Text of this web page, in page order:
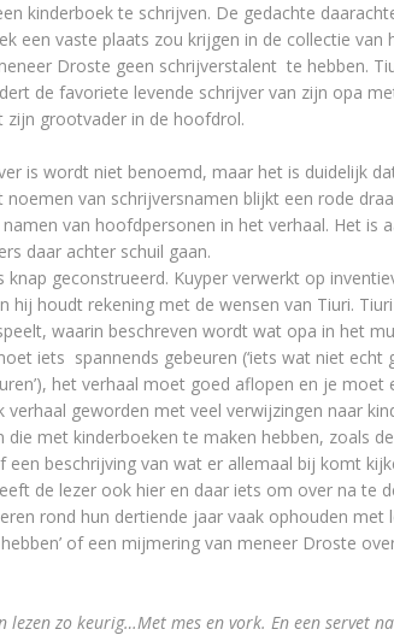
kinderboek te schrijven. De gedachte
een vaste plaats zou krijgen in de collectie van
Droste geen schrijverstalent te hebben.
de favoriete levende schrijver van zijn opa
zijn grootvader in de hoofdrol.
is wordt niet benoemd, maar het is duidelijk
noemen van schrijversnamen blijkt een rode
van hoofdpersonen in het verhaal. Het is
daar achter schuil gaan.
knap geconstrueerd. Kuyper verwerkt op
hij houdt rekening met de wensen van Tiuri.
waarin beschreven wordt wat opa in het
iets spannends gebeuren (‘iets wat niet echt
het verhaal moet goed aflopen en je moet
verhaal geworden met veel verwijzingen naar
die met kinderboeken te maken hebben, zoals
een beschrijving van wat er allemaal bij komt
de lezer ook hier en daar iets om over na te
rond hun dertiende jaar vaak ophouden met
of een mijmering van meneer Droste
lezen zo keurig…Met mes en vork. En een servet